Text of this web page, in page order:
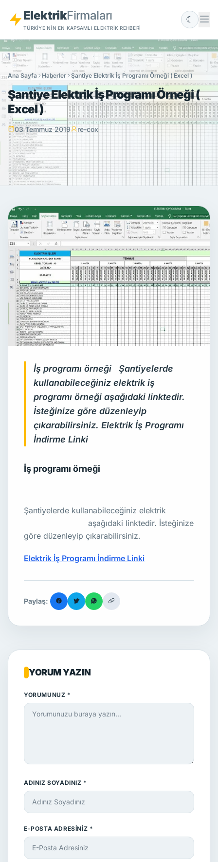
ElektrikFirmaları
TÜRKIYE'NIN EN KAPSAMLI ELEKTRIK REHBERI
☾
Ana Sayfa Haberler Şantiye Elektrik İş Programı Örneği ( Excel )
Şantiye Elektrik İş Programı Örneği (
Excel )
03 Temmuz 2019 re-cox
İş programı örneği Şantiyelerde
kullanabileceğiniz elektrik iş
programı örneği aşağıdaki linktedir.
İsteğinize göre düzenleyip
çıkarabilirsiniz. Elektrik İş Programı
İndirme Linki
İş programı örneği
Şantiyelerde kullanabileceğiniz elektrik
aşağıdaki linktedir. İsteğinize
göre düzenleyip çıkarabilirsiniz.
Elektrik İş Programı İndirme Linki
Paylaş:
YORUM YAZIN
YORUMUNUZ *
ADINIZ SOYADINIZ *
E-POSTA ADRESINIZ *